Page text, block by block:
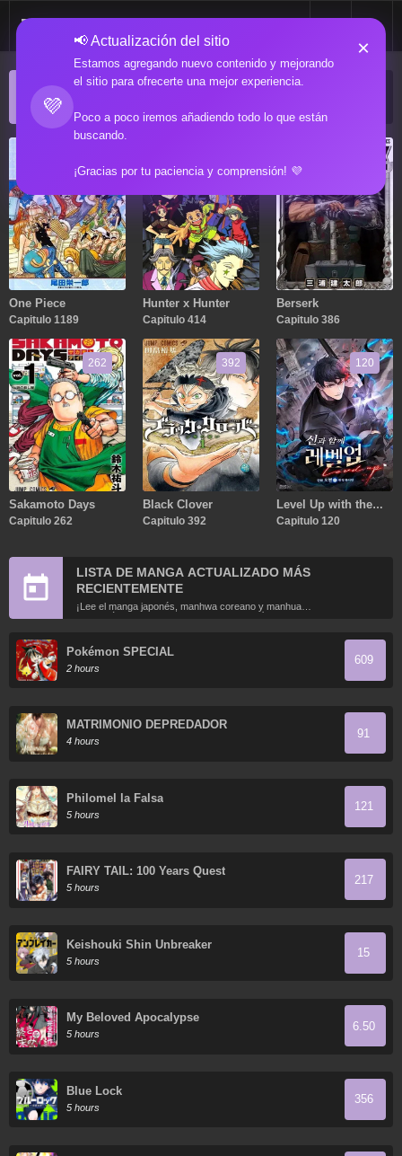
💜
📢 Actualización del sitio
Estamos agregando nuevo contenido y mejorando
el sitio para ofrecerte una mejor experiencia.
Poco a poco iremos añadiendo todo lo que están
buscando.
¡Gracias por tu paciencia y comprensión! 💜
×
ACTUALIZACIONES POPULARES
One Piece
Capitulo 1189
Hunter x Hunter
Capitulo 414
Berserk
Capitulo 386
262
Sakamoto Days
Capitulo 262
392
Black Clover
Capitulo 392
120
Level Up with the
Gods
Capitulo 120
LISTA DE MANGA ACTUALIZADO MÁS
RECIENTEMENTE
¡Lee el manga japonés, manhwa coreano y manhua
chino más recientemente actualizados en línea gratis!
Pokémon SPECIAL
2 hours
609
MATRIMONIO DEPREDADOR
4 hours
91
Philomel la Falsa
5 hours
121
FAIRY TAIL: 100 Years Quest
5 hours
217
Keishouki Shin Unbreaker
5 hours
15
My Beloved Apocalypse
5 hours
6.50
Blue Lock
5 hours
356